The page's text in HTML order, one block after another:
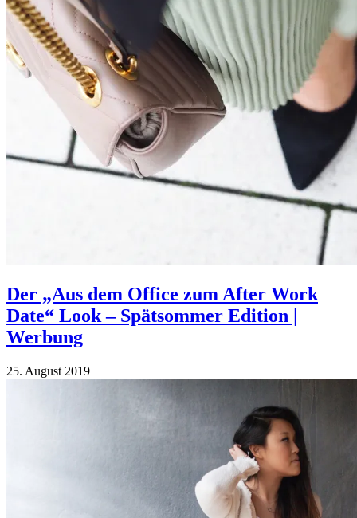
Der „Aus dem Office zum After Work
Date“ Look – Spätsommer Edition |
Werbung
25. August 2019